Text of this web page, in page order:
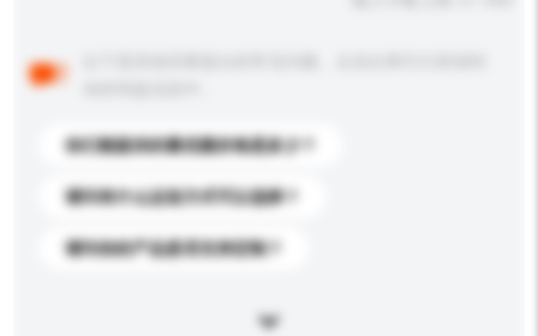
你们能提供的最优惠价格是多少？
请问有什么运送方式可以选择？
请问你的产品是否支持定制？